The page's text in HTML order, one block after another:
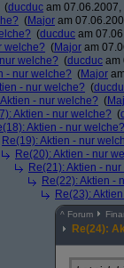
(ducduc am
(Major am
(ducduc am
welche? (Major am
welche? (ducduc am
- nur welche? (Major
- nur welche? (
- nur welche? (
Aktien - nur welche? (
Aktien - nur welche?
Re(19): Aktien - nur
Re(20): Aktien - nur
Re(21): Aktien -
Re(22): Aktien -
Re(23):
^ Forum
Re(24):